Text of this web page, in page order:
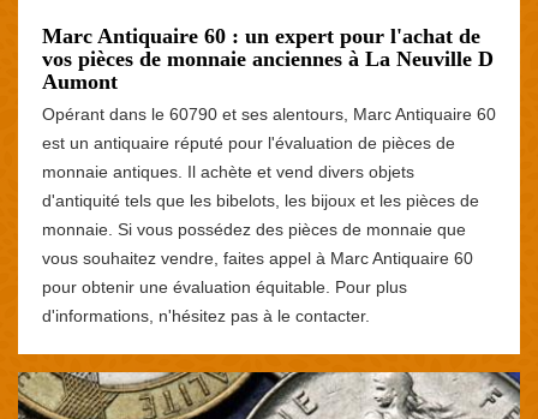
Marc Antiquaire 60 : un expert pour l'achat de
vos pièces de monnaie anciennes à La Neuville D
Aumont
Opérant dans le 60790 et ses alentours, Marc Antiquaire 60
est un antiquaire réputé pour l'évaluation de pièces de
monnaie antiques. Il achète et vend divers objets
d'antiquité tels que les bibelots, les bijoux et les pièces de
monnaie. Si vous possédez des pièces de monnaie que
vous souhaitez vendre, faites appel à Marc Antiquaire 60
pour obtenir une évaluation équitable. Pour plus
d'informations, n'hésitez pas à le contacter.